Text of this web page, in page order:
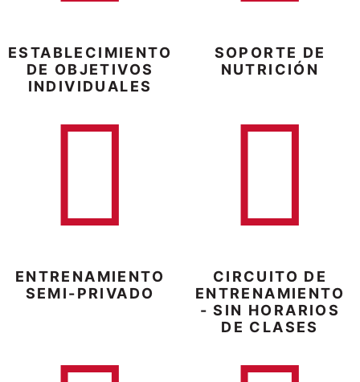
ESTABLECIMIENTO
DE OBJETIVOS
INDIVIDUALES
SOPORTE DE
NUTRICIÓN
ENTRENAMIENTO
SEMI-PRIVADO
CIRCUITO DE
ENTRENAMIENTO
- SIN HORARIOS
DE CLASES